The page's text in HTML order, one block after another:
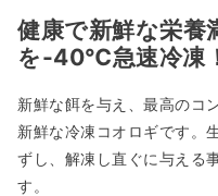
健康で新鮮な栄養
を-40℃急速冷凍
新鮮な餌を与え、最高のコ
新鮮な冷凍コオロギです。
ずし、解凍し直ぐに与える
す。